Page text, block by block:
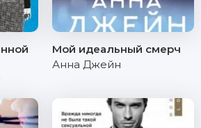
Мой идеальный смерч
Анна Джейн